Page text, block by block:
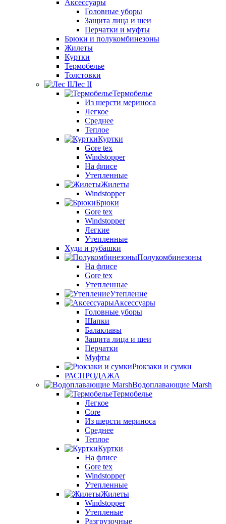
Аксессуары
Головные уборы
Защита лица и шеи
Перчатки и муфты
Брюки и полукомбинезоны
Жилеты
Куртки
Термобелье
Толстовки
Лес II
Термобелье
Из шерсти мериноса
Легкое
Среднее
Теплое
Куртки
Gore tex
Windstopper
На флисе
Утепленные
Жилеты
Windstopper
Брюки
Gore tex
Windstopper
Легкие
Утепленные
Худи и рубашки
Полукомбинезоны
На флисе
Gore tex
Утепленные
Утепление
Аксессуары
Головные уборы
Шапки
Балаклавы
Защита лица и шеи
Перчатки
Муфты
Рюкзаки и сумки
РАСПРОДАЖА
Водоплавающие Marsh
Термобелье
Легкое
Core
Из шерсти мериноса
Среднее
Теплое
Куртки
На флисе
Gore tex
Windstopper
Утепленные
Жилеты
Windstopper
Утепленые
Разгрузочные